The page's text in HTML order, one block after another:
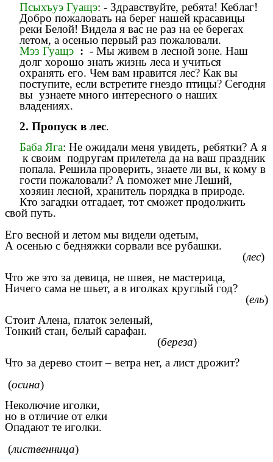
Псыхъуэ Гуащэ: - Здравствуйте, ребята! Кеблаг!
Добро пожаловать на берег нашей красавицы
реки Белой! Видела я вас не раз на ее берегах
летом, а осенью первый раз пожаловали.
Мэз Гуащэ : - Мы живем в лесной зоне. Наш
долг хорошо знать жизнь леса и учиться
охранять его. Чем вам нравится лес? Как вы
поступите, если встретите гнездо птицы? Сегодня
вы узнаете много интересного о наших
владениях.
2. Пропуск в лес.
Баба Яга: Не ожидали меня увидеть, ребятки? А я
к своим подругам прилетела да на ваш праздник
попала. Решила проверить, знаете ли вы, к кому в
гости пожаловали? А поможет мне Леший,
хозяин лесной, хранитель порядка в природе.
Кто загадки отгадает, тот сможет продолжить
свой путь.
Его весной и летом мы видели одетым,
А осенью с бедняжки сорвали все рубашки.
(лес)
Что же это за девица, не швея, не мастерица,
Ничего сама не шьет, а в иголках круглый год?
(ель)
Стоит Алена, платок зеленый,
Тонкий стан, белый сарафан.
(береза)
Что за дерево стоит – ветра нет, а лист дрожит?
(осина)
Неколючие иголки,
но в отличие от елки
Опадают те иголки.
(лиственница)